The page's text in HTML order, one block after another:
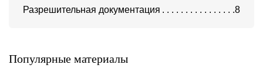
Разрешительная документация
8
Популярные материалы